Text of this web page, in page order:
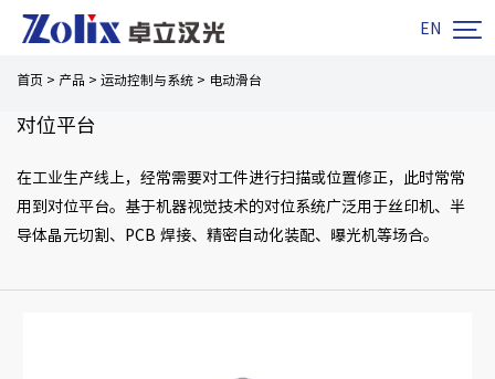
EN 
首页 > 产品 > 运动控制与系统 > 电动滑台
对位平台
在工业生产线上，经常需要对工件进行扫描或位置修正，此时常常
用到对位平台。基于机器视觉技术的对位系统广泛用于丝印机、半
导体晶元切割、PCB 焊接、精密自动化装配、曝光机等场合。